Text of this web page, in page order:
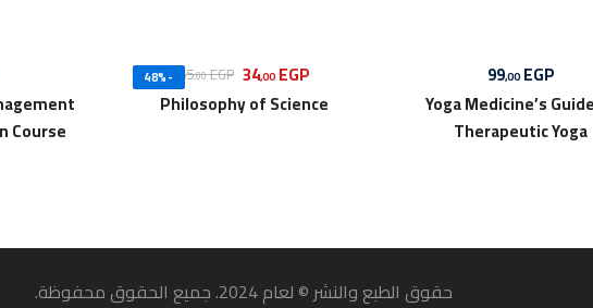
99,00 EGP
Yoga Medicine’s
Therapeutic Yoga
-48% 34,00 EGP
65,00EGP
Philosophy of Science
Course
حقوق الطبع والنشر © لعام 2024. جميع الحقوق محفوظة.